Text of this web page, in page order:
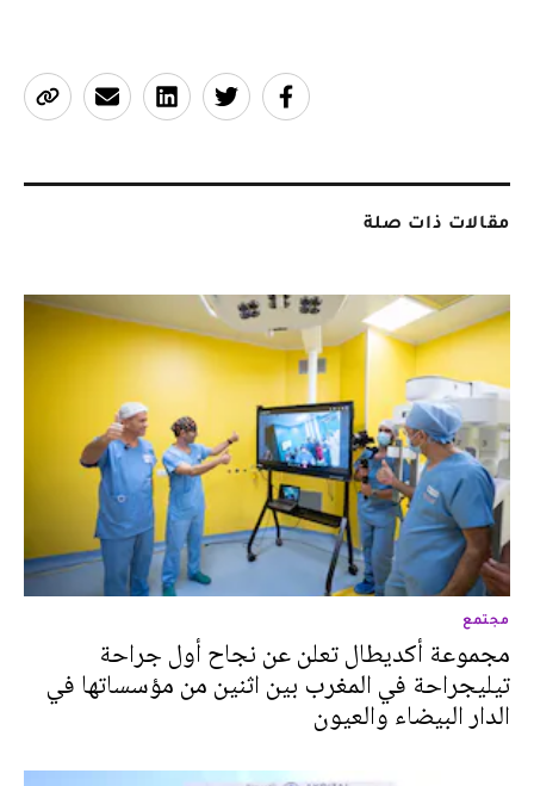
مقالات ذات صلة
مجتمع
مجموعة أكديطال تعلن عن نجاح أول جراحة
تيليجراحة في المغرب بين اثنين من مؤسساتها في
الدار البيضاء والعيون